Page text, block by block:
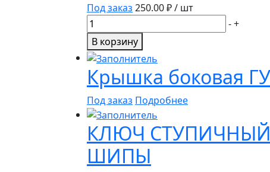
обр.
740-
1307010
Под заказ 250.00₽ / шт
Количество
товара
Шайба
регулировочная
редуктора
5320-
2402088
КАМАЗ
-+
В корзину
Крышка боковая
Под заказ Подробнее
КЛЮЧ
ШИПЫ